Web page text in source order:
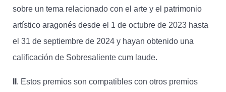
sobre un tema relacionado con el arte y el patrimonio
artístico aragonés desde el 1 de octubre de 2023 hasta
el 31 de septiembre de 2024 y hayan obtenido una
calificación de Sobresaliente cum laude.
. Estos premios son compatibles con otros premios